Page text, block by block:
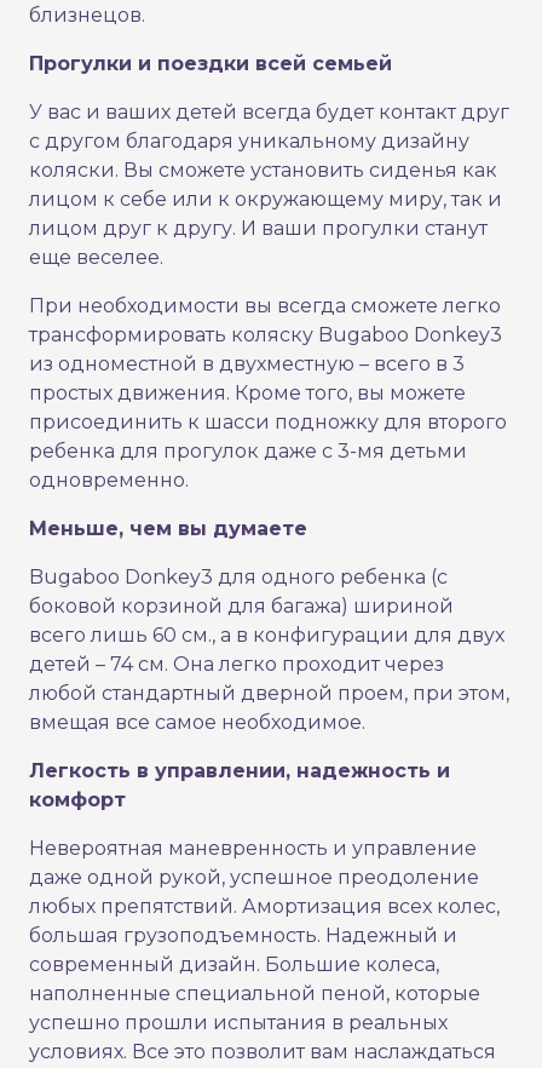
близнецов.
Прогулки и поездки всей семьей
У вас и ваших детей всегда будет контакт друг
с другом благодаря уникальному дизайну
коляски. Вы сможете установить сиденья как
лицом к себе или к окружающему миру, так и
лицом друг к другу. И ваши прогулки станут
еще веселее.
При необходимости вы всегда сможете легко
трансформировать коляску Bugaboo Donkey3
из одноместной в двухместную – всего в 3
простых движения. Кроме того, вы можете
присоединить к шасси подножку для второго
ребенка для прогулок даже с 3-мя детьми
одновременно.
Меньше, чем вы думаете
Bugaboo Donkey3 для одного ребенка (с
боковой корзиной для багажа) шириной
всего лишь 60 см., а в конфигурации для двух
детей – 74 см. Она легко проходит через
любой стандартный дверной проем, при этом,
вмещая все самое необходимое.
Легкость в управлении, надежность и
комфорт
Невероятная маневренность и управление
даже одной рукой, успешное преодоление
любых препятствий. Амортизация всех колес,
большая грузоподъемность. Надежный и
современный дизайн. Большие колеса,
наполненные специальной пеной, которые
успешно прошли испытания в реальных
условиях. Все это позволит вам наслаждаться